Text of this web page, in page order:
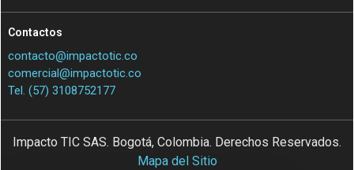
Contactos
contacto@impactotic.co
comercial@impactotic.co
Tel. (57) 3108752177
Impacto TIC SAS. Bogotá, Colombia. Derechos Reservados.
Mapa del Sitio